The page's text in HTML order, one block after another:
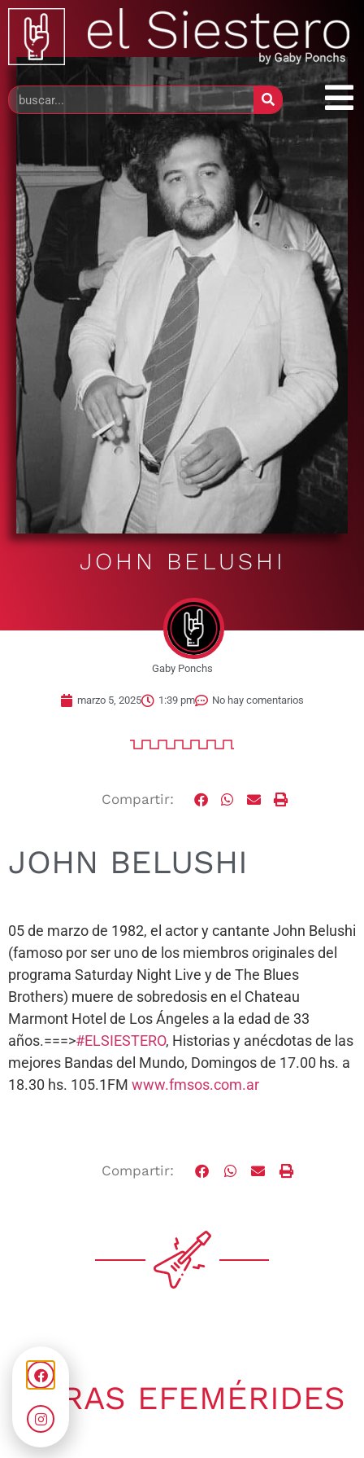
JOHN BELUSHI
Gaby Ponchs
marzo 5, 2025 1:39 pm No hay comentarios
Compartir:
JOHN BELUSHI
05 de marzo de 1982, el actor y cantante John Belushi
(famoso por ser uno de los miembros originales del
programa Saturday Night Live y de The Blues
Brothers) muere de sobredosis en el Chateau
Marmont Hotel de Los Ángeles a la edad de 33
años.===>#ELSIESTERO, Historias y anécdotas de las
mejores Bandas del Mundo, Domingos de 17.00 hs. a
18.30 hs. 105.1FM www.fmsos.com.ar
Compartir:
OTRAS EFEMÉRIDES